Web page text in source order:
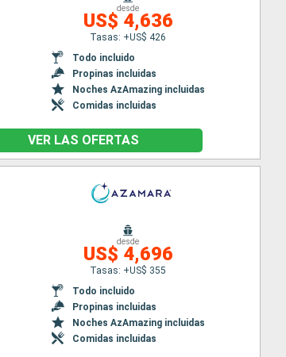
desde
US$ 4,636
Tasas: +US$ 426
Todo incluido
Propinas incluidas
Noches AzAmazing incluidas
Comidas incluidas
VER LAS OFERTAS
desde
US$ 4,696
Tasas: +US$ 355
Todo incluido
Propinas incluidas
Noches AzAmazing incluidas
Comidas incluidas